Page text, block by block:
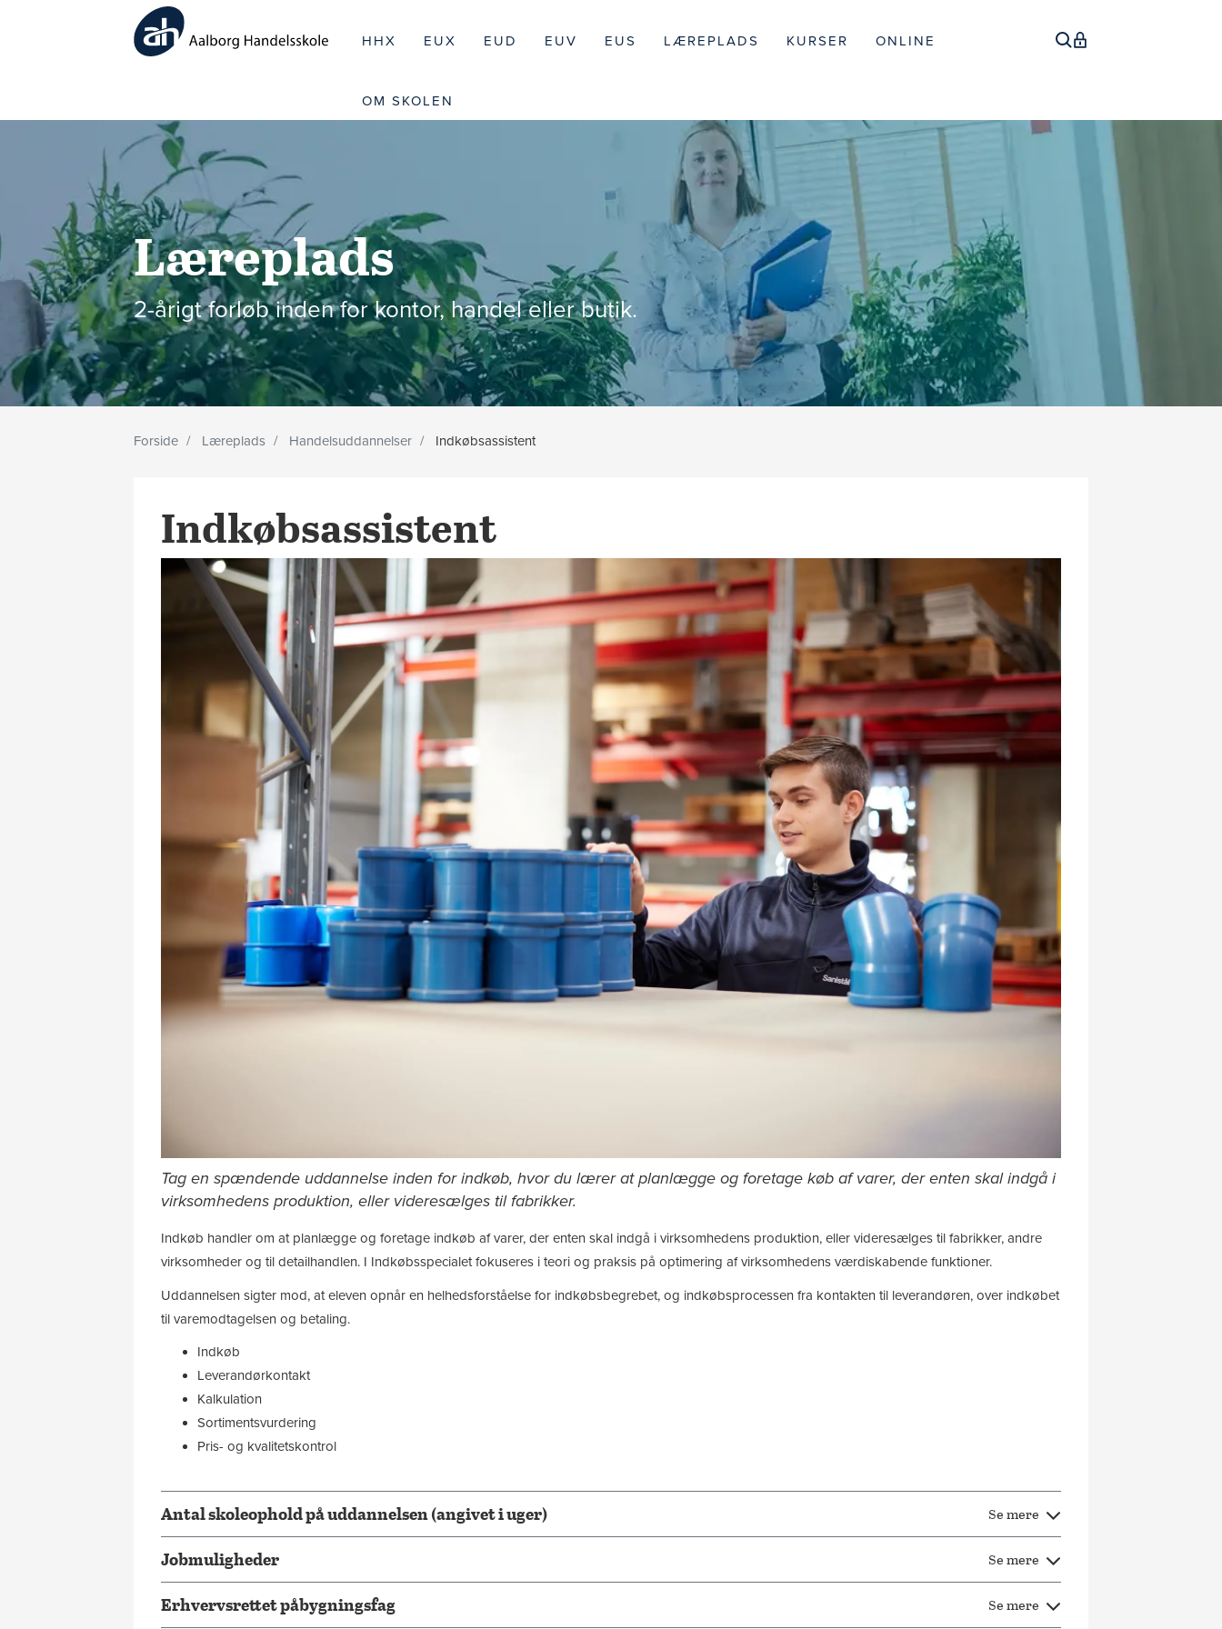
HHX EUX EUD EUV EUS LÆREPLADS KURSER ONLINE
OM SKOLEN
Læreplads
2-årigt forløb inden for kontor, handel eller butik.
Forside Læreplads Handelsuddannelser Indkøbsassistent
Indkøbsassistent
Tag en spændende uddannelse inden for indkøb, hvor du lærer at planlægge og foretage køb af varer, der enten skal indgå i
virksomhedens produktion, eller videresælges til fabrikker.
Indkøb handler om at planlægge og foretage indkøb af varer, der enten skal indgå i virksomhedens produktion, eller videresælges til fabrikker, andre
virksomheder og til detailhandlen. I Indkøbsspecialet fokuseres i teori og praksis på optimering af virksomhedens værdiskabende funktioner.
Uddannelsen sigter mod, at eleven opnår en helhedsforståelse for indkøbsbegrebet, og indkøbsprocessen fra kontakten til leverandøren, over indkøbet
til varemodtagelsen og betaling.
Indkøb
Leverandørkontakt
Kalkulation
Sortimentsvurdering
Pris- og kvalitetskontrol
Antal skoleophold på uddannelsen (angivet i uger) Se mere
Jobmuligheder Se mere
Erhvervsrettet påbygningsfag Se mere